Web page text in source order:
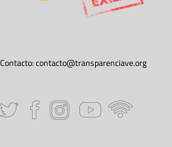
Contacto:contacto@transparenciave.org